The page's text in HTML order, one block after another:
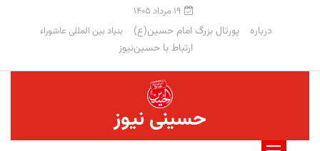
۱۹ مرداد ۱۴۰۵
درباره پورتال بزرگ امام حسین(ع) بنیاد بین المللی عاشوراء
ارتباط با حسین‌نیوز
حسینی نیوز